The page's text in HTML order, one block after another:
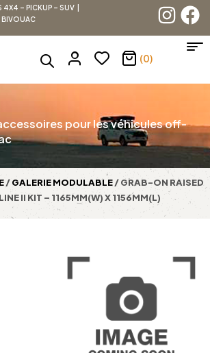
4X4 – PICKUP – SUV |
BIVOUAC
(0)
pour les véhicules off-
/GALERIE MODULABLE/ GRAB-ON RAISED
II KIT – 1165MM(W) X 1156MM(L)